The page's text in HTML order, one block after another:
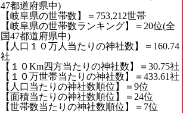
47都道府県中)
【岐阜県の世帯数】＝753,212世帯
【岐阜県の世帯数ランキング】＝20位(全
国47都道府県中)
【人口１０万人当たりの神社数】＝160.74
社
【１０Km四方当たりの神社数】＝30.75社
【１０万世帯当たりの神社数】＝433.61社
【人口当たりの神社数順位】＝9位
【面積当たりの神社数順位】＝24位
【世帯数当たりの神社数順位】＝7位